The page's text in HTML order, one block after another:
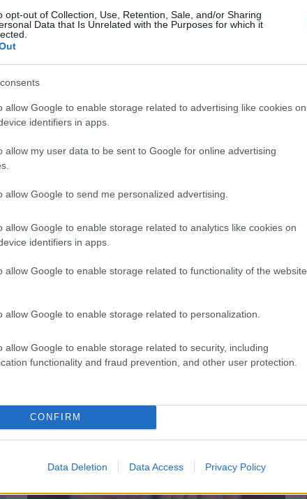
opt-out of Collection, Use, Retention, Sale, and/or Sharing
Data that Is Unrelated with the Purposes for which it
allow Google to enable storage related to advertising like cookies on
identifiers in apps.
allow my user data to be sent to Google for online advertising
allow Google to send me personalized advertising.
allow Google to enable storage related to analytics like cookies on
identifiers in apps.
allow Google to enable storage related to functionality of the website
allow Google to enable storage related to personalization.
allow Google to enable storage related to security, including
functionality and fraud prevention, and other user protection.
CONFIRM
Data Deletion Data Access Privacy Policy
folytatásért!
KUTYA
ablak – egyszerűbb a